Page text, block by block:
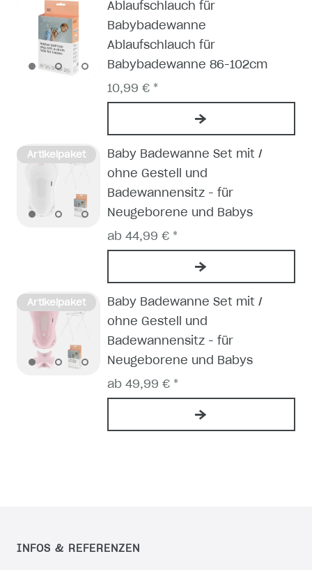
Ablaufschlauch für
Babybadewanne
Ablaufschlauch für
Babybadewanne 86-102cm
10,99 € *
Artikelpaket
Baby Badewanne Set mit /
ohne Gestell und
Badewannensitz - für
Neugeborene und Babys
ab 44,99 € *
Artikelpaket
Baby Badewanne Set mit /
ohne Gestell und
Badewannensitz - für
Neugeborene und Babys
ab 49,99 € *
INFOS & REFERENZEN